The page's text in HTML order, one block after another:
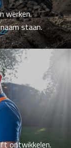
werken.
staan.
ontwikkelen.